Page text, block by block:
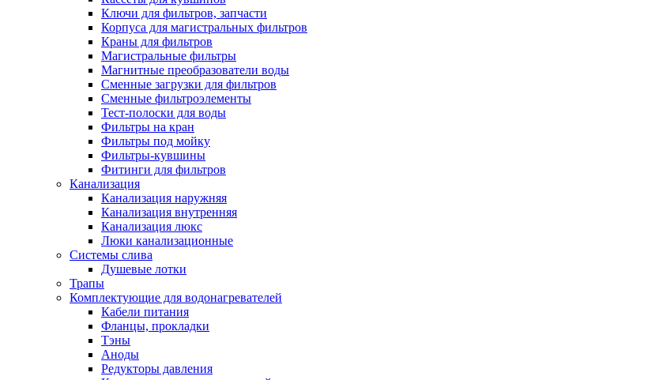
Ключи для фильтров, запчасти
Корпуса для магистральных фильтров
Краны для фильтров
Магистральные фильтры
Магнитные преобразователи воды
Сменные загрузки для фильтров
Сменные фильтроэлементы
Тест-полоски для воды
Фильтры на кран
Фильтры под мойку
Фильтры-кувшины
Фитинги для фильтров
Канализация
Канализация наружняя
Канализация внутренняя
Канализация люкс
Люки канализационные
Системы слива
Душевые лотки
Трапы
Комплектующие для водонагревателей
Кабели питания
Фланцы, прокладки
Тэны
Аноды
Редукторы давления